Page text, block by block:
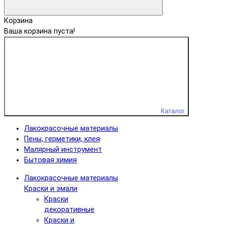
Корзина
Ваша корзина пуста!
Каталог
Лакокрасочные материалы
Пены, герметики, клея
Малярный инструмент
Бытовая химия
Лакокрасочные материалы
Краски и эмали
Краски
декоративные
Краски и